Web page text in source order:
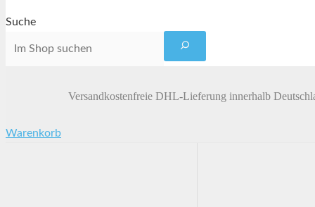
Suche
Versandkostenfreie DHL-Lieferung innerhalb
Warenkorb